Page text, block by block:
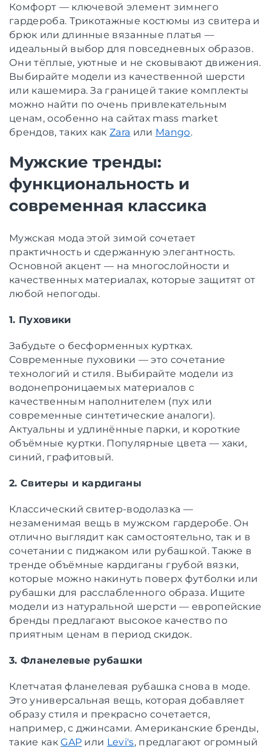
Комфорт — ключевой элемент зимнего
гардероба. Трикотажные костюмы из свитера и
брюк или длинные вязанные платья —
идеальный выбор для повседневных образов.
Они тёплые, уютные и не сковывают движения.
Выбирайте модели из качественной шерсти
или кашемира. За границей такие комплекты
можно найти по очень привлекательным
ценам, особенно на сайтах mass market
брендов, таких какZara или Mango.
Мужские тренды:
функциональность и
современная классика
Мужская мода этой зимой сочетает
практичность и сдержанную элегантность.
Основной акцент — на многослойности и
качественных материалах, которые защитят от
любой непогоды.
1. Пуховики
Забудьте о бесформенных куртках.
Современные пуховики — это сочетание
технологий и стиля. Выбирайте модели из
водонепроницаемых материалов с
качественным наполнителем (пух или
современные синтетические аналоги).
Актуальны и удлинённые парки, и короткие
объёмные куртки. Популярные цвета — хаки,
синий, графитовый.
2. Свитеры и кардиганы
Классический свитер-водолазка —
незаменимая вещь в мужском гардеробе. Он
отлично выглядит как самостоятельно, так и в
сочетании с пиджаком или рубашкой. Также в
тренде объёмные кардиганы грубой вязки,
которые можно накинуть поверх футболки или
рубашки для расслабленного образа. Ищите
модели из натуральной шерсти — европейские
бренды предлагают высокое качество по
приятным ценам в период скидок.
3. Фланелевые рубашки
Клетчатая фланелевая рубашка снова в моде.
Это универсальная вещь, которая добавляет
образу стиля и прекрасно сочетается,
например, с джинсами. Американские бренды,
такие какGAP или Levi's, предлагают огромный